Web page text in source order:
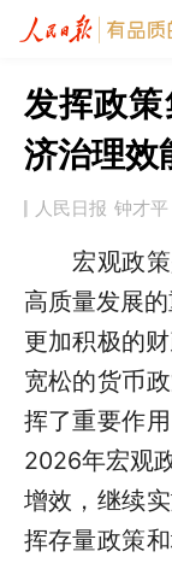
发挥政
济治理效
人民日报 钟才平
宏观政策
高质量发展
更加积极的
宽松的货币
挥了重要作
2026年宏观
增效，继续
挥存量政策